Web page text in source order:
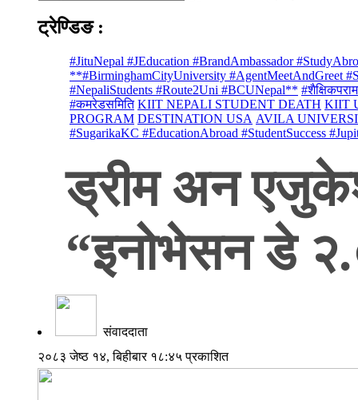
ट्रेण्डिङ :
#JituNepal #JEducation #BrandAmbassador
**#BirminghamCityUniversity #AgentMeetAndGreet
#NepaliStudents #Route2Uni #BCUNepal**
#कमरेडसमिति KIIT NEPALI STUDENT DEATH KIIT
PROGRAM DESTINATION USA AVILA
#SugarikaKC #EducationAbroad #StudentSuccess
ड्रीम अन
“इनोभेसन डे
संवाददाता
२०८३ जेष्ठ १४, बिहीबार १८:४५ प्रकाशित